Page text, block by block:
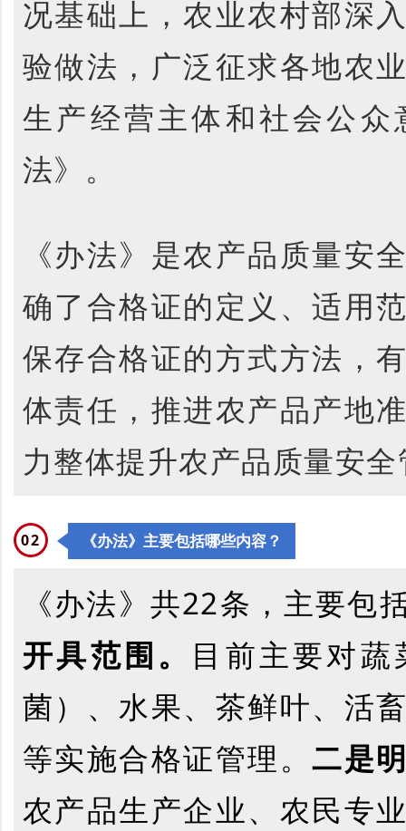
况基础上，农业农村部深
验做法，广泛征求各地农
生产经营主体和社会公
法》。
《办法》是农产品质量安
确了合格证的定义、适用
保存合格证的方式方法，
体责任，推进农产品产地
力整体提升农产品质量安
02 《办法》主要包括哪些内容？
《办法》共22条，主要包
开具范围。 目前主要对
菌）、水果、茶鲜叶、活
等实施合格证管理。二是
农产品生产企业、农民专